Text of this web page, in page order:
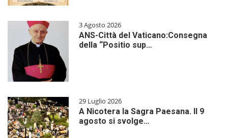
3 Agosto 2026
ANS-Città del Vaticano:Consegna
della “Positio sup…
29 Luglio 2026
A Nicotera la Sagra Paesana. Il 9
agosto si svolge…